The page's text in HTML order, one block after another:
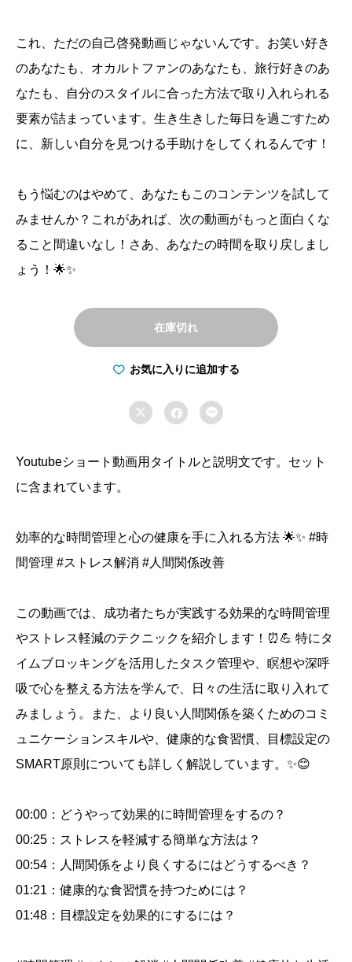
これ、ただの自己啓発動画じゃないんです。お笑い好き
のあなたも、オカルトファンのあなたも、旅行好きのあ
なたも、自分のスタイルに合った方法で取り入れられる
要素が詰まっています。生き生きした毎日を過ごすため
に、新しい自分を見つける手助けをしてくれるんです！
もう悩むのはやめて、あなたもこのコンテンツを試して
みませんか？これがあれば、次の動画がもっと面白くな
ること間違いなし！さあ、あなたの時間を取り戻しまし
ょう！🌟✨
在庫切れ
お気に入りに追加する
  
Youtubeショート動画用タイトルと説明文です。セット
に含まれています。
効率的な時間管理と心の健康を手に入れる方法 🌟✨ #時
間管理 #ストレス解消 #人間関係改善
この動画では、成功者たちが実践する効果的な時間管理
やストレス軽減のテクニックを紹介します！⏰💪 特にタ
イムブロッキングを活用したタスク管理や、瞑想や深呼
吸で心を整える方法を学んで、日々の生活に取り入れて
みましょう。また、より良い人間関係を築くためのコミ
ュニケーションスキルや、健康的な食習慣、目標設定の
SMART原則についても詳しく解説しています。✨😊
00:00：どうやって効果的に時間管理をするの？
00:25：ストレスを軽減する簡単な方法は？
00:54：人間関係をより良くするにはどうするべき？
01:21：健康的な食習慣を持つためには？
01:48：目標設定を効果的にするには？